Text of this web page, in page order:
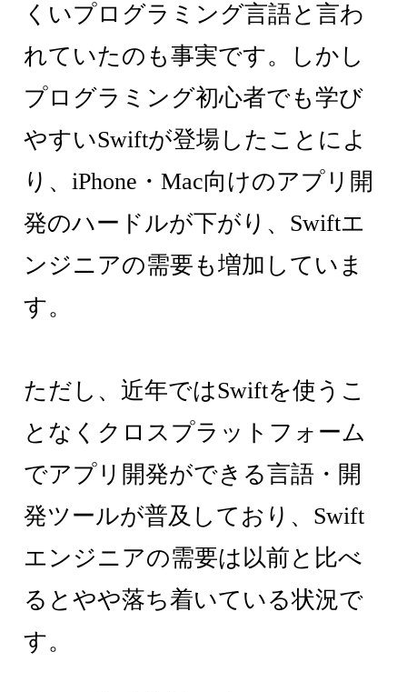
くいプログラミング言語と言わ
れていたのも事実です。しかし
プログラミング初心者でも学び
やすいSwiftが登場したことによ
り、iPhone・Mac向けのアプリ開
発のハードルが下がり、Swiftエ
ンジニアの需要も増加していま
す。
ただし、近年ではSwiftを使うこ
となくクロスプラットフォーム
でアプリ開発ができる言語・開
発ツールが普及しており、Swift
エンジニアの需要は以前と比べ
るとやや落ち着いている状況で
す。